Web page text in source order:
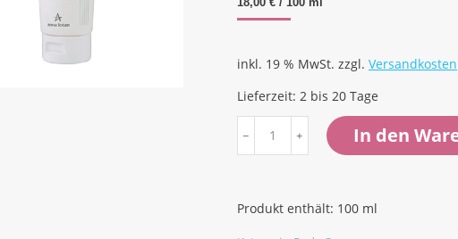
inkl. 19 % MwSt. zzgl. Versandkosten
Lieferzeit: 2 bis 20 Tage
Mineral
Hand
with
In den
Produkt enthält: 100 ml